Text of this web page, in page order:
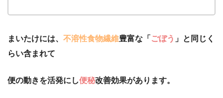
まいたけには、 不溶性食物繊維豊富な「 ごぼう 」と同じく
らい含まれて
便の動きを活発にし便秘改善効果があります。